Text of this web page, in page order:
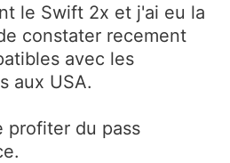
le Swift 2x et j'ai eu la
constater recement
avec les
aux USA.
profiter du pass